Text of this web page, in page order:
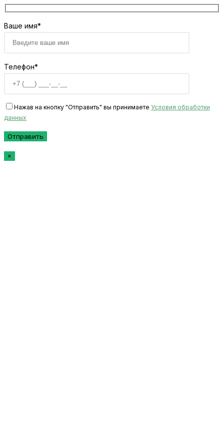
Ваше имя*
Телефон*
Нажав на кнопку "Отправить" вы принимаете Условия обработки
данных
×